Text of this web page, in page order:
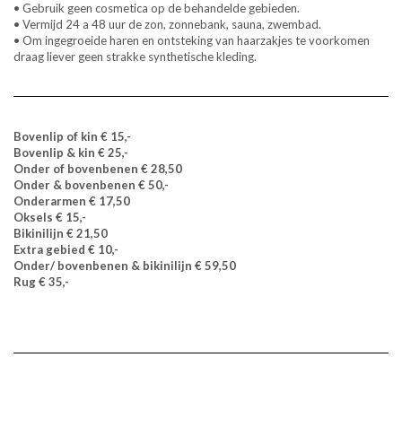
• Gebruik geen cosmetica op de behandelde gebieden.
• Vermijd 24 a 48 uur de zon, zonnebank, sauna, zwembad.
• Om ingegroeide haren en ontsteking van haarzakjes te voorkomen
draag liever geen strakke synthetische kleding.
Bovenlip of kin € 15,-
Bovenlip & kin € 25,-
Onder of bovenbenen € 28,50
Onder & bovenbenen € 50,-
Onderarmen € 17,50
Oksels € 15,-
Bikinilijn € 21,50
Extra gebied € 10,-
Onder/ bovenbenen & bikinilijn € 59,50
Rug € 35,-